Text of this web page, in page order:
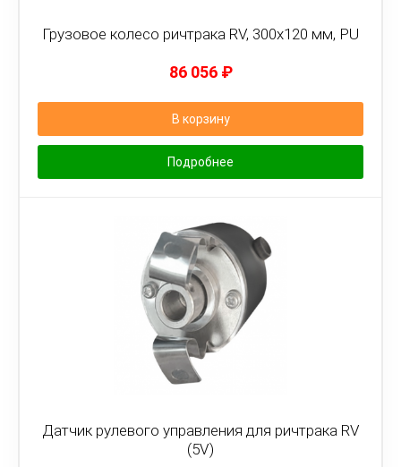
Грузовое колесо ричтрака RV, 300х120 мм, PU
86 056 ₽
В корзину
Подробнее
Датчик рулевого управления для ричтрака RV
(5V)